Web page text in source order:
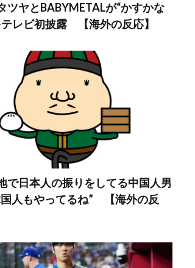
ツヤとBABYMETALが“かすかな
レビ初披露 【海外の反応】
で日本人の振りをしてる中国人男
人もやってるね” 【海外の反